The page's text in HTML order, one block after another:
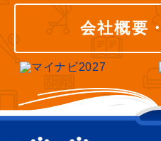
会社概要